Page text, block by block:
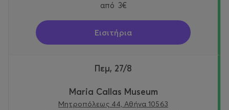
από 3€
Εισιτήρια
Πεμ, 27/8
Maria Callas Museum
Μητροπόλεως 44, Αθήνα 10563